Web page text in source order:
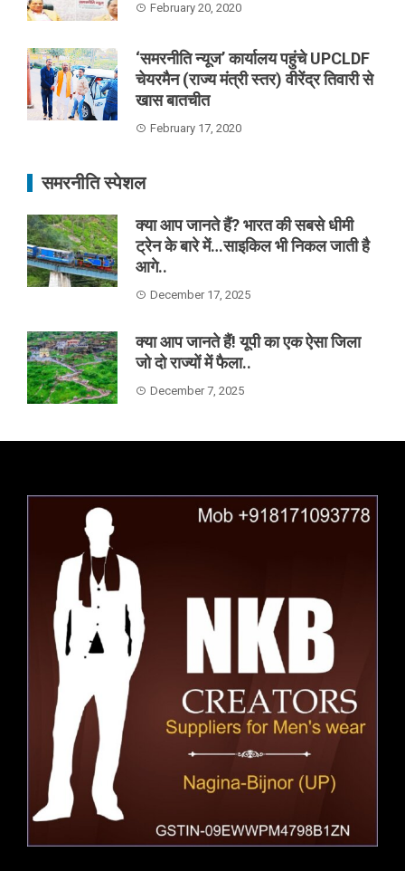
February 20, 2020
‘समरनीति न्यूज’ कार्यालय पहुंचे UPCLDF
चेयरमैन (राज्य मंत्री स्तर) वीरेंद्र तिवारी से
खास बातचीत
February 17, 2020
समरनीति स्पेशल
क्या आप जानते हैं? भारत की सबसे धीमी
ट्रेन के बारे में…साइकिल भी निकल जाती है
आगे..
December 17, 2025
क्या आप जानते हैं! यूपी का एक ऐसा जिला
जो दो राज्यों में फैला..
December 7, 2025